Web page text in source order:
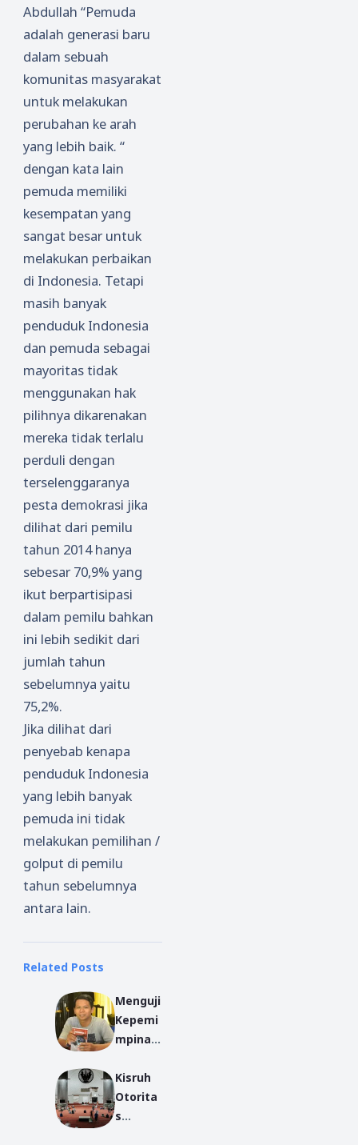
Abdullah “Pemuda
adalah generasi baru
dalam sebuah
komunitas masyarakat
untuk melakukan
perubahan ke arah
yang lebih baik. “
dengan kata lain
pemuda memiliki
kesempatan yang
sangat besar untuk
melakukan perbaikan
di Indonesia. Tetapi
masih banyak
penduduk Indonesia
dan pemuda sebagai
mayoritas tidak
menggunakan hak
pilihnya dikarenakan
mereka tidak terlalu
perduli dengan
terselenggaranya
pesta demokrasi jika
dilihat dari pemilu
tahun 2014 hanya
sebesar 70,9% yang
ikut berpartisipasi
dalam pemilu bahkan
ini lebih sedikit dari
jumlah tahun
sebelumnya yaitu
75,2%.
Jika dilihat dari
penyebab kenapa
penduduk Indonesia
yang lebih banyak
pemuda ini tidak
melakukan pemilihan /
golput di pemilu
tahun sebelumnya
antara lain.
Related Posts
Menguji
Kepemi
mpinan
o dalam
Mengat
asi
Kisruh
Otorita
s